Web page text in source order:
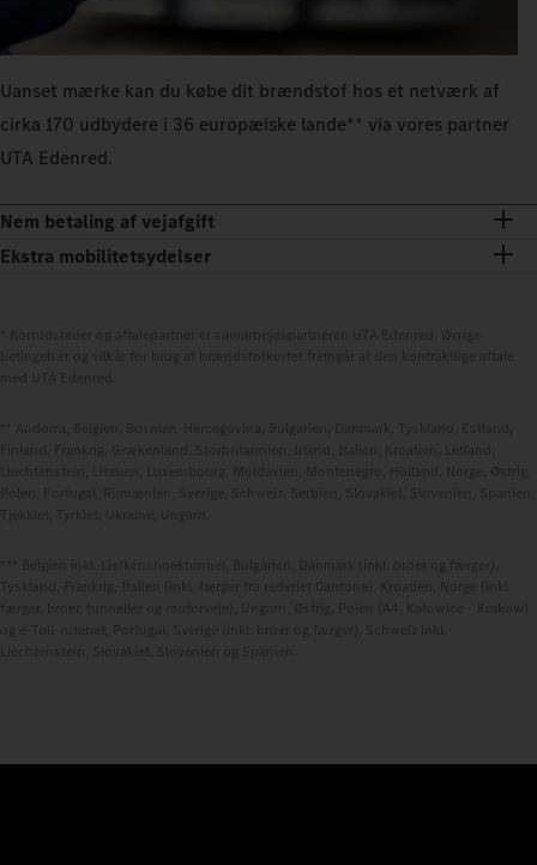
Uanset mærke kan du købe dit brændstof hos et netværk af
cirka 170 udbydere i 36 europæiske lande** via vores partner
UTA Edenred.
Nem betaling af vejafgift
Ekstra mobilitetsydelser